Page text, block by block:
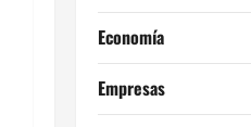
Economía
Empresas